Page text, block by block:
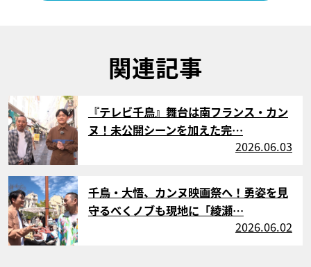
関連記事
サムネイル
『テレビ千鳥』舞台は南フランス・カン
ヌ！未公開シーンを加えた完…
2026.06.03
サムネイル
千鳥・大悟、カンヌ映画祭へ！勇姿を見
守るべくノブも現地に「綾瀬…
2026.06.02